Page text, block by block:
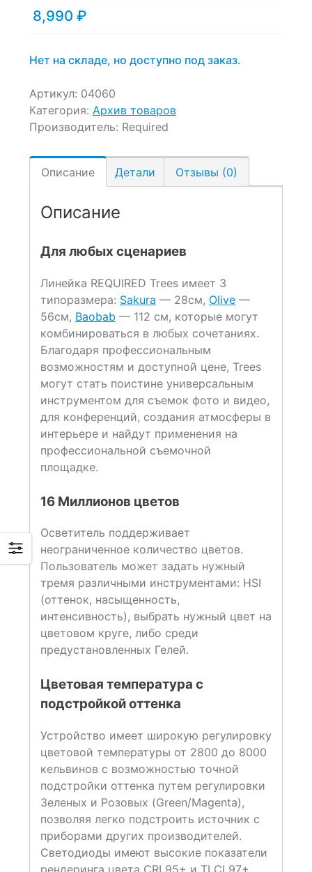
8,990 ₽
Нет на складе, но доступно под заказ.
Артикул: 04060
Категория: Архив товаров
Производитель: Required
Описание Детали Отзывы (0)
Описание
Для любых сценариев
Линейка REQUIRED Trees имеет 3
типоразмера: Sakura — 28см, Olive —
56см, Baobab — 112 см, которые могут
комбинироваться в любых сочетаниях.
Благодаря профессиональным
возможностям и доступной цене, Trees
могут стать поистине универсальным
инструментом для съемок фото и видео,
для конференций, создания атмосферы в
интерьере и найдут применения на
профессиональной съемочной
площадке.
16 Миллионов цветов
Осветитель поддерживает
неограниченное количество цветов.
Пользователь может задать нужный
тремя различными инструментами: HSI
(оттенок, насыщенность,
интенсивность), выбрать нужный цвет на
цветовом круге, либо среди
предустановленных Гелей.
Цветовая температура с
подстройкой оттенка
Устройство имеет широкую регулировку
цветовой температуры от 2800 до 8000
кельвинов с возможностью точной
подстройки оттенка путем регулировки
Зеленых и Розовых (Green/Magenta),
позволяя легко подстроить источник с
приборами других производителей.
Светодиоды имеют высокие показатели